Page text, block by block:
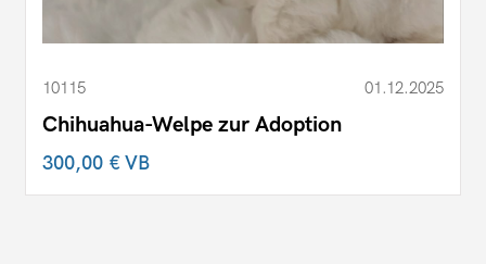
10115 01.12.2025
Chihuahua-Welpe zur Adoption
300,00 €VB